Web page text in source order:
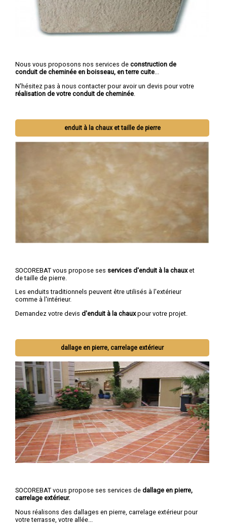
Nous vous proposons nos services de construction de
conduit de cheminée en boisseau, en terre cuite...
N'hésitez pas à nous contacter pour avoir un devis pour votre
réalisation de votre conduit de cheminée.
enduit à la chaux et taille de pierre
SOCOREBAT vous propose ses services d'enduit à la chauxet
de taille de pierre.
Les enduits traditionnels peuvent être utilisés à l'extérieur
comme à l'intérieur.
Demandez votre devis d'enduit à la chauxpour votre projet.
dallage en pierre, carrelage extérieur
SOCOREBAT vous propose ses services de dallage en pierre,
carrelage extérieur.
Nous réalisons des dallages en pierre, carrelage extérieur pour
votre terrasse, votre allée...